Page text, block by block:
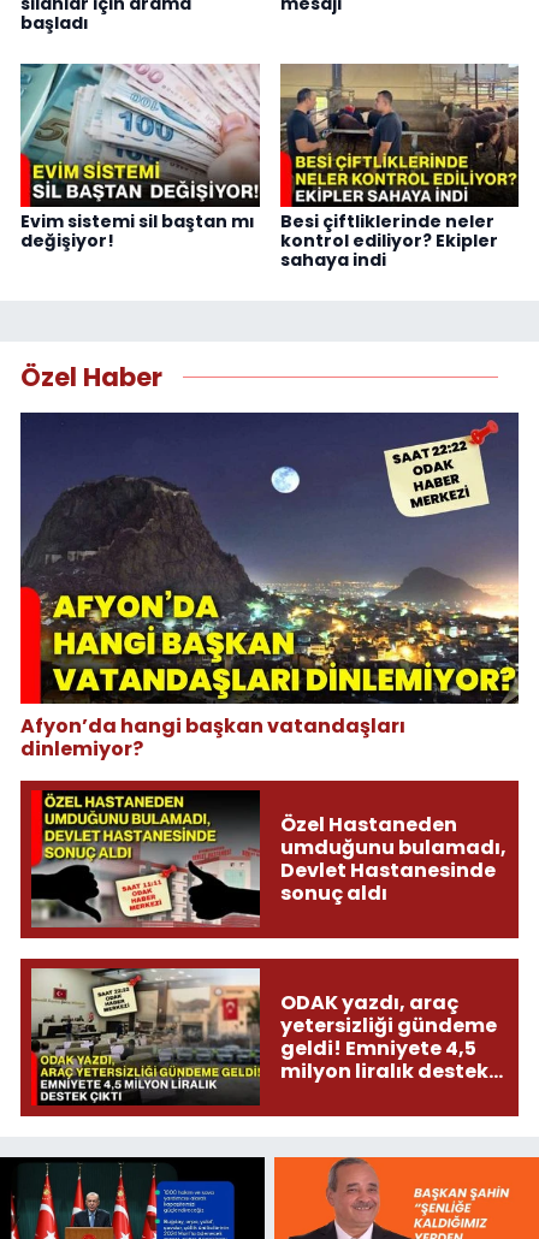
başladı
Evim sistemi sil baştan mı
değişiyor!
Besi çiftliklerinde neler
kontrol ediliyor? Ekipler
sahaya indi
Özel Haber
Afyon’da hangi başkan vatandaşları
dinlemiyor?
Özel Hastaneden
umduğunu bulamadı,
Devlet Hastanesinde
sonuç aldı
ODAK yazdı, araç
yetersizliği gündeme
geldi! Emniyete 4,5
milyon liralık destek